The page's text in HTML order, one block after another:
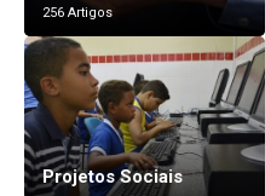
256 Artigos
Projetos Sociais